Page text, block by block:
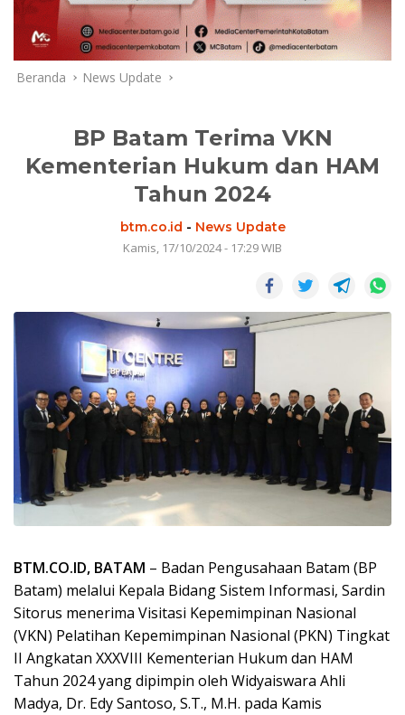
Beranda News Update
BP Batam Terima VKN
Kementerian Hukum dan HAM
Tahun 2024
btm.co.id - News Update
Kamis, 17/10/2024 - 17:29 WIB
BTM.CO.ID, BATAM – Badan Pengusahaan Batam (BP
Batam) melalui Kepala Bidang Sistem Informasi, Sardin
Sitorus menerima Visitasi Kepemimpinan Nasional
(VKN) Pelatihan Kepemimpinan Nasional (PKN) Tingkat
II Angkatan XXXVIII Kementerian Hukum dan HAM
Tahun 2024 yang dipimpin oleh Widyaiswara Ahli
Madya, Dr. Edy Santoso, S.T., M.H. pada Kamis